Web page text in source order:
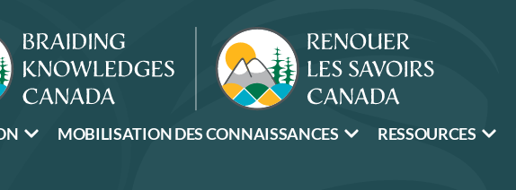
MOBILISATION DES CONNAISSANCES RESSOURCES